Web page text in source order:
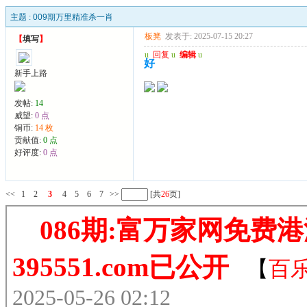
主题 : 009期万里精准杀一肖
【填写】
新手上路
发帖: 14
威望: 0 点
铜币: 14 枚
贡献值: 0 点
好评度: 0 点
板凳 发表于: 2025-07-15 20:27
u 回复 u 编辑 u
好
<< 1 2 3 4 5 6 7 >> [共26页]